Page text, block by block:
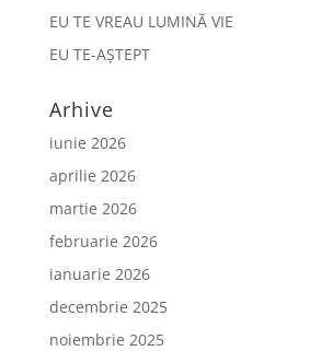
EU TE VREAU LUMINĂ VIE
EU TE-AȘTEPT
Arhive
iunie 2026
aprilie 2026
martie 2026
februarie 2026
ianuarie 2026
decembrie 2025
noiembrie 2025